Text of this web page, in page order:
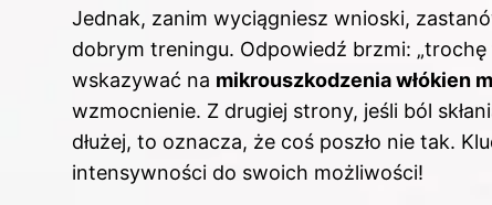
Jednak, zanim wyciągniesz wnioski,
dobrym treningu. Odpowiedź brzmi:
wskazywać na mikrouszkodzenia włókien
wzmocnienie. Z drugiej strony, jeśli ból
dłużej, to oznacza, że coś poszło nie tak.
intensywności do swoich możliwości!